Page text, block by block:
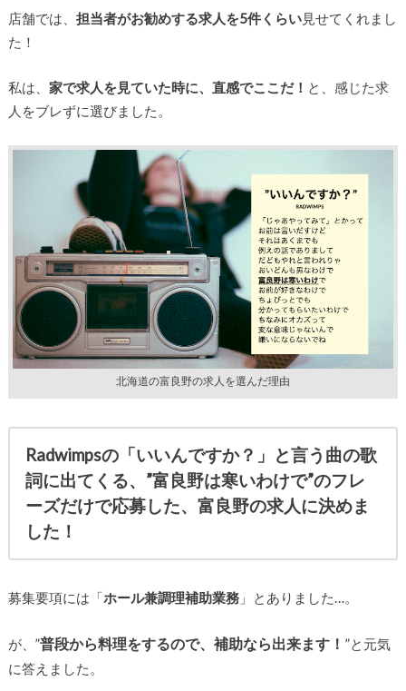
店舗では、 担当者がお勧めする求人を5件くらい見せてくれまし
た！
私は、 家で求人を見ていた時に、直感でここだ！ と、感じた求
人をブレずに選びました。
北海道の富良野の求人を選んだ理由
Radwimpsの「いいんですか？」 と言う曲の歌
詞に出てくる、 ”富良野は寒いわけで”のフレ
ーズだけで応募した、富良野の求人に決めま
した！
募集要項には「ホール兼調理補助業務」とありました…。
が、”普段から料理をするので、補助なら出来ます！ ”と元気
に答えました。